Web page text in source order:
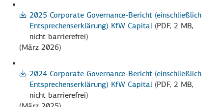
2025 Corporate Governance-Bericht (einschließlich
Entsprechenserklärung) KfW Capital (PDF, 2 MB,
nicht barrierefrei)
(März 2026)
2024 Corporate Governance-Bericht (einschließlich
Entsprechenserklärung) KfW Capital (PDF, 2 MB,
nicht barrierefrei)